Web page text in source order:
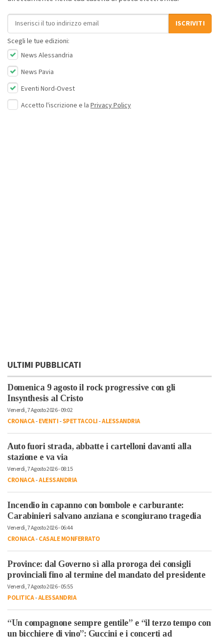
Indirizzo email
ISCRIVITI
Scegli le tue edizioni:
News Alessandria
News Pavia
Eventi Nord-Ovest
Accetto l'iscrizione e la Privacy Policy
ULTIMI PUBBLICATI
Domenica 9 agosto il rock progressive con gli
Insynthesis al Cristo
Venerdì, 7 Agosto 2026 - 09:02
CRONACA-EVENTI-SPETTACOLI-ALESSANDRIA
Auto fuori strada, abbatte i cartelloni davanti alla
stazione e va via
Venerdì, 7 Agosto 2026 - 08:15
CRONACA-ALESSANDRIA
Incendio in capanno con bombole e carburante:
Carabinieri salvano anziana e scongiurano tragedia
Venerdì, 7 Agosto 2026 - 06:44
CRONACA-CASALE MONFERRATO
Province: dal Governo sì alla proroga dei consigli
provinciali fino al termine del mandato del presidente
Venerdì, 7 Agosto 2026 - 05:55
POLITICA-ALESSANDRIA
“Un compagnone sempre gentile” e “il terzo tempo con
un bicchiere di vino”: Guccini e i concerti ad